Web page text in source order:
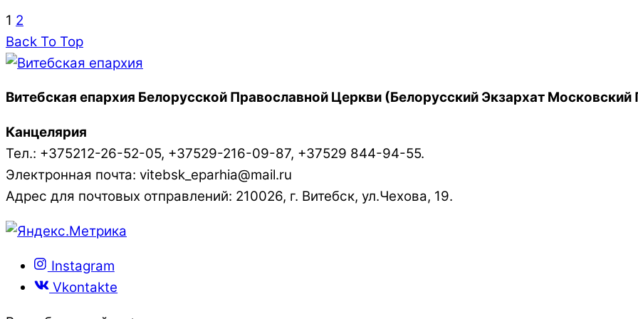
1 2
Back To Top
Витебская епархия Белорусской Православной Церкви (Белорусский Экзархат Московский
Канцелярия
Тел.: +375212-26-52-05, +37529-216-09-87, +37529 844-94-55.
Электронная почта: vitebsk_eparhia@mail.ru
Адрес для почтовых отправлений: 210026, г. Витебск, ул.Чехова, 19.
Instagram
Vkontakte